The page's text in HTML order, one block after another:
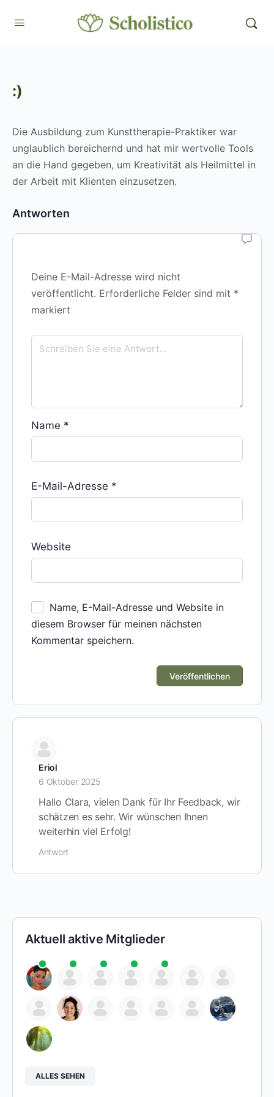
:)
Die Ausbildung zum Kunsttherapie-Praktiker war
unglaublich bereichernd und hat mir wertvolle Tools
an die Hand gegeben, um Kreativität als Heilmittel in
der Arbeit mit Klienten einzusetzen.
Antworten
Deine E-Mail-Adresse wird nicht
veröffentlicht. Erforderliche Felder sind mit *
markiert
Name *
E-Mail-Adresse *
Website
Name, E-Mail-Adresse und Website in
diesem Browser für meinen nächsten
Kommentar speichern.
Eriol
6 Oktober 2025
Hallo Clara, vielen Dank für Ihr Feedback, wir
schätzen es sehr. Wir wünschen Ihnen
weiterhin viel Erfolg!
Antwort
Aktuell aktive Mitglieder
ALLES SEHEN